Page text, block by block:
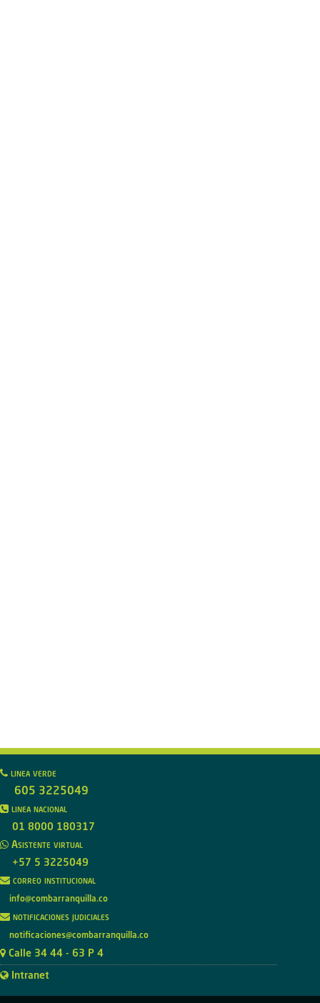
linea verde
605 3225049
linea nacional
01 8000 180317
Asistente virtual
+57 5 3225049
correo institucional
info@combarranquilla.co
notificaciones judiciales
notificaciones@combarranquilla.co
Calle 34 44 - 63 P 4
Intranet